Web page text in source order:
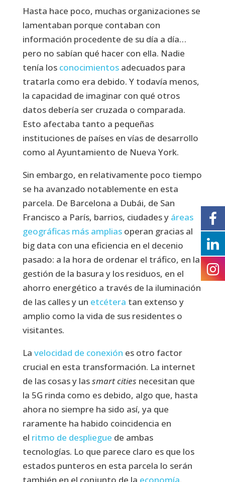
Hasta hace poco, muchas organizaciones se
lamentaban porque contaban con
información procedente de su día a día…
pero no sabían qué hacer con ella. Nadie
tenía los conocimientosadecuados para
tratarla como era debido. Y todavía menos,
la capacidad de imaginar con qué otros
datos debería ser cruzada o comparada.
Esto afectaba tanto a pequeñas
instituciones de países en vías de desarrollo
como al Ayuntamiento de Nueva York.
Sin embargo, en relativamente poco tiempo
se ha avanzado notablemente en esta
parcela. De Barcelona a Dubái, de San
Francisco a París, barrios, ciudades y áreas
geográficas más ampliasoperan gracias al
big data con una eficiencia en el decenio
pasado: a la hora de ordenar el tráfico, en la
gestión de la basura y los residuos, en el
ahorro energético a través de la iluminación
de las calles y un etcétera tan extenso y
amplio como la vida de sus residentes o
visitantes.
La velocidad de conexión es otro factor
crucial en esta transformación. La internet
de las cosas y lassmart cities necesitan que
la 5G rinda como es debido, algo que, hasta
ahora no siempre ha sido así, ya que
raramente ha habido coincidencia en
el ritmo de despliegue de ambas
tecnologías. Lo que parece claro es que los
estados punteros en esta parcela lo serán